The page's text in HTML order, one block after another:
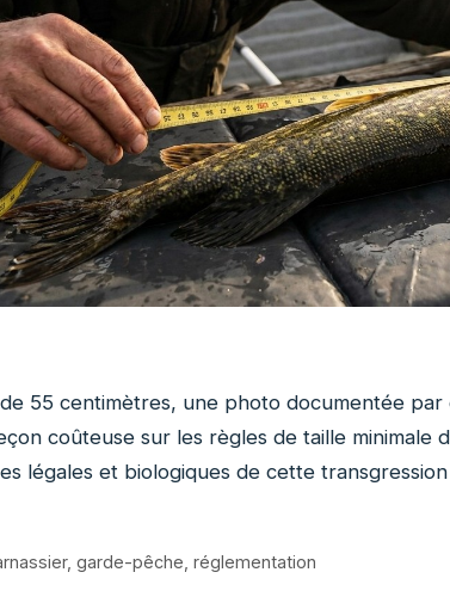
55 centimètres, une photo documentée par
coûteuse sur les règles de taille minimale
légales et biologiques de cette
, garde-pêche réglementation